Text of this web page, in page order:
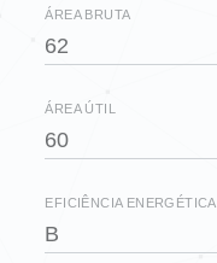
ÁREA BRUTA
62
ÁREA ÚTIL
60
EFICIÊNCIA ENERGÉTICA
B